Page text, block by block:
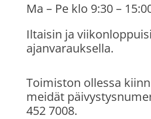
Ma – Pe klo 9:30 –
Iltaisin ja
ajanvarauksella.
Toimiston ollessa
meidät
452 7008.